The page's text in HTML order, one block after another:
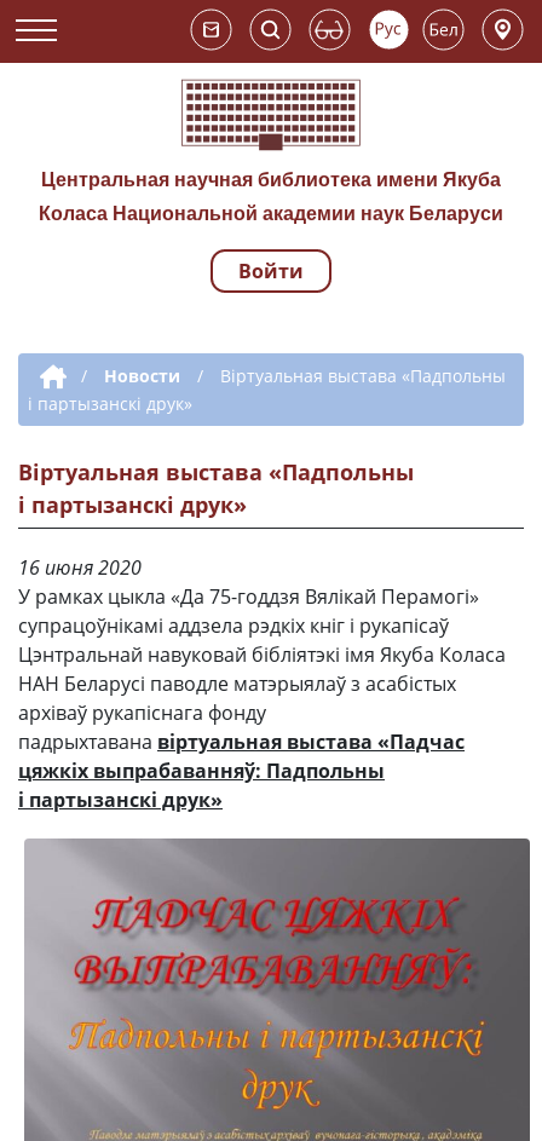
Центральная научная библиотека имени Якуба
Коласа Национальной академии наук Беларуси
Навигация по
Войти
Дополнительная навигация
/ Новости /
Віртуальная выстава «Падпольны
і партызанскі друк»
Віртуальная выстава «Падпольны
і партызанскі друк»
16 июня 2020
У рамках цыкла «Да 75-годдзя Вялікай Перамогі»
супрацоўнікамі аддзела рэдкіх кніг і рукапісаў
Цэнтральнай навуковай бібліятэкі імя Якуба Коласа
НАН Беларусі паводле матэрыялаў з асабістых
архіваў рукапіснага фонду
падрыхтавана віртуальная выстава «Падчас
цяжкіх выпрабаванняў: Падпольны
і партызанскі друк»